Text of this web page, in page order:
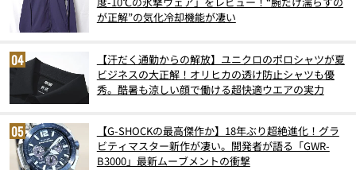
が正解”の気化冷却機能が凄い
【汗だく通勤からの解放】ユニクロのポロシャツが夏
ビジネスの大正解！オリヒカの透け防止シャツも優
秀。酷暑も涼しい顔で働ける超快適ウエアの実力
【G-SHOCKの最高傑作か】18年ぶり超絶進化！グラ
ビティマスター新作が凄い。開発者が語る「GWR-
B3000」最新ムーブメントの衝撃